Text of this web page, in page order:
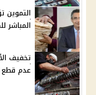
المباشر
عدم قطع